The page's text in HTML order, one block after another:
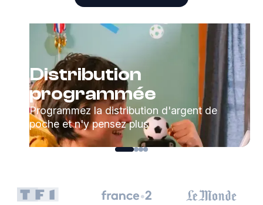
Distribution
programmée
Programmez la distribution d'argent de
poche et n'y pensez plus